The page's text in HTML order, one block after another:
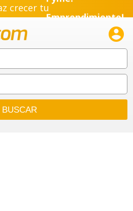
crecer tuEmprendimiento!
